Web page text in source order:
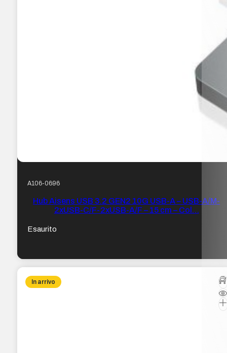
A106-0696
Hub Aisens USB 3.2 GEN2 10G USB-A – USB-A/M-
2xUSB-C/F-2xUSB-A/F – 15 cm – Col…
Esaurito
In arrivo